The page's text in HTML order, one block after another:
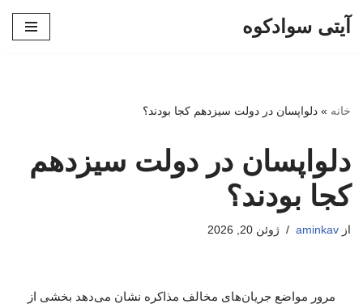
آیتی سوادکوه
خانه » دلواپسان در دولت سیزدهم کجا بودند؟
دلواپسان در دولت سیزدهم
کجا بودند؟
از aminkav ژوئن 20, 2026
مرور مواضع جریان‌های مخالف مذاکره نشان می‌دهد بخشی از